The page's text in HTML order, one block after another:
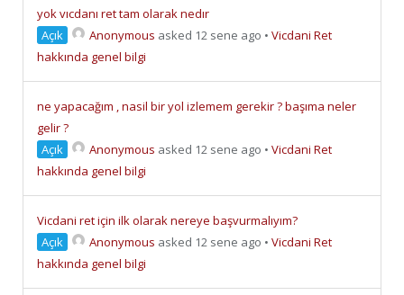
yok vıcdanı ret tam olarak nedır
Açık
Anonymous asked 12 sene ago • Vicdani Ret
hakkında genel bilgi
ne yapacağım , nasil bir yol izlemem gerekir ? başıma neler
gelir ?
Açık
Anonymous asked 12 sene ago • Vicdani Ret
hakkında genel bilgi
Vicdani ret için ilk olarak nereye başvurmalıyım?
Açık
Anonymous asked 12 sene ago • Vicdani Ret
hakkında genel bilgi